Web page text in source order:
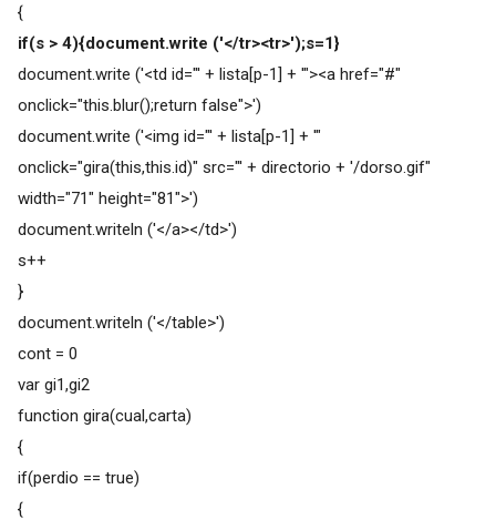
{
if(s > 4){document.write ('</tr><tr>');s=1}
document.write ('<td id="' + lista[p-1] + '"><a href="#"
onclick="this.blur();return false">')
document.write ('<img id="' + lista[p-1] + '"
onclick="gira(this,this.id)" src="' + directorio + '/dorso.gif"
width="71" height="81">')
document.writeln ('</a></td>')
s++
}
document.writeln ('</table>')
cont = 0
var gi1,gi2
function gira(cual,carta)
{
if(perdio == true)
{